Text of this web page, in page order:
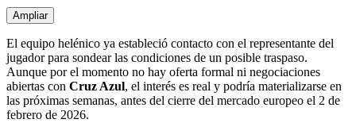
Ampliar
El equipo helénico ya estableció contacto con el representante del
jugador para sondear las condiciones de un posible traspaso.
Aunque por el momento no hay oferta formal ni negociaciones
abiertas con Cruz Azul, el interés es real y podría materializarse en
las próximas semanas, antes del cierre del mercado europeo el 2 de
febrero de 2026.